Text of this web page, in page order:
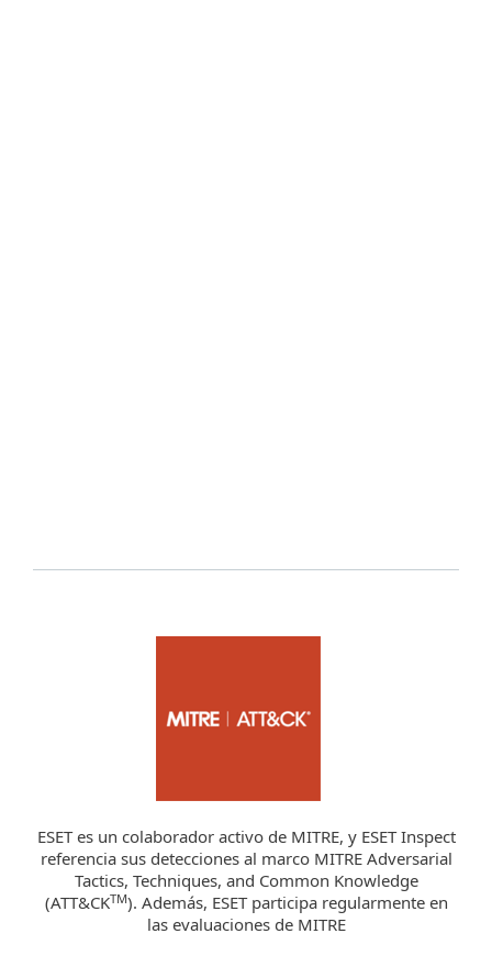
ESET es un colaborador activo de MITRE, y ESET Inspect
referencia sus detecciones al marco MITRE Adversarial
Tactics, Techniques, and Common Knowledge
(ATT&CKTM). Además, ESET participa regularmente en
las evaluaciones de MITRE